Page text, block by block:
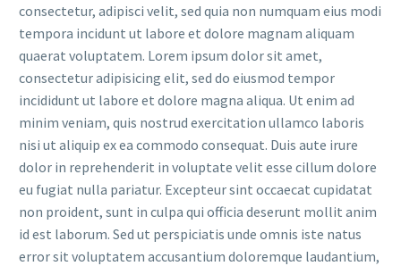
consectetur, adipisci velit, sed quia non numquam eius modi
tempora incidunt ut labore et dolore magnam aliquam
quaerat voluptatem. Lorem ipsum dolor sit amet,
consectetur adipisicing elit, sed do eiusmod tempor
incididunt ut labore et dolore magna aliqua. Ut enim ad
minim veniam, quis nostrud exercitation ullamco laboris
nisi ut aliquip ex ea commodo consequat. Duis aute irure
dolor in reprehenderit in voluptate velit esse cillum dolore
eu fugiat nulla pariatur. Excepteur sint occaecat cupidatat
non proident, sunt in culpa qui officia deserunt mollit anim
id est laborum. Sed ut perspiciatis unde omnis iste natus
error sit voluptatem accusantium doloremque laudantium,